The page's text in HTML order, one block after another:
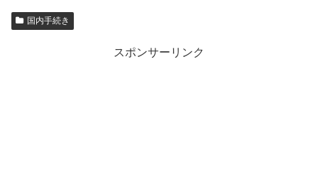
国内手続き
スポンサーリンク